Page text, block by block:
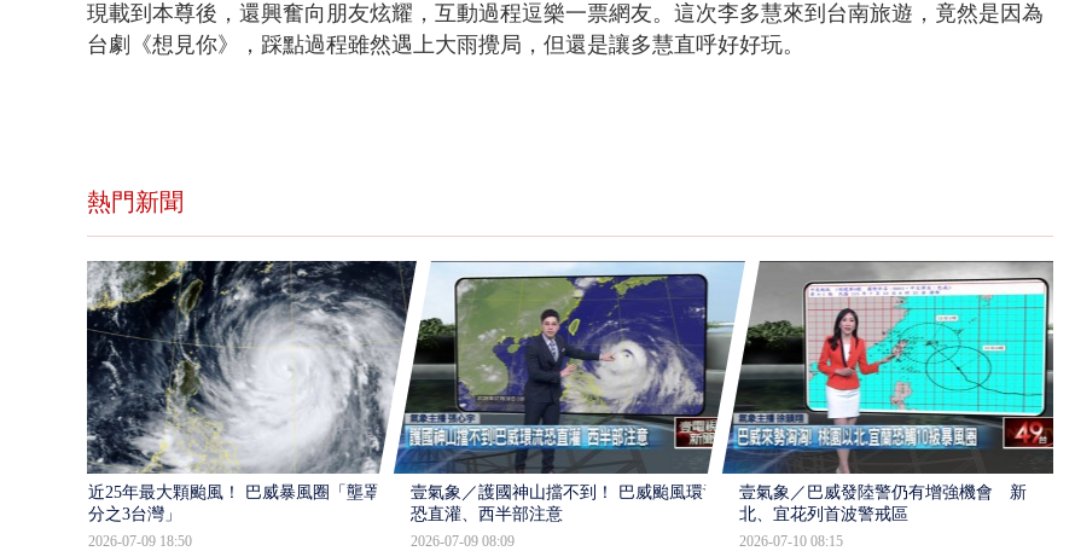
現載到本尊後，還興奮向朋友炫耀，互動過程逗樂一票網友。這次李多慧來到台南旅遊，竟然是因為
台劇《想見你》，踩點過程雖然遇上大雨攪局，但還是讓多慧直呼好好玩。
熱門新聞
近25年最大顆颱風！ 巴威暴風圈「壟罩4
分之3台灣」
2026-07-09 18:50
壹氣象／護國神山擋不到！ 巴威颱風環流
恐直灌、西半部注意
2026-07-09 08:09
壹氣象／巴威發陸警仍有增強機會 新
北、宜花列首波警戒區
2026-07-10 08:15